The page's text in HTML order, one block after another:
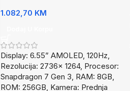
1.082,70 KM
Display: 6.55” AMOLED, 120Hz,
Rezolucija: 2736x 1264, Procesor:
Snapdragon 7 Gen 3, RAM: 8GB,
ROM: 256GB, Kamera: Prednja